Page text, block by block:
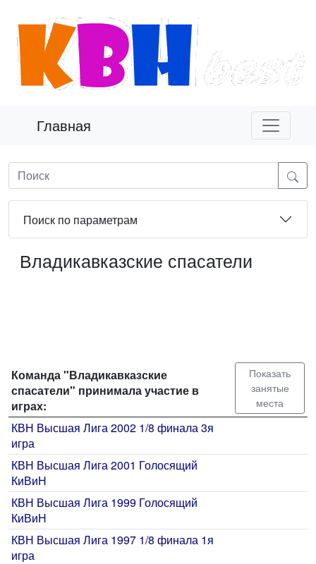
Главная
Поиск по параметрам
Владикавказские спасатели
Команда "Владикавказские
спасатели" принимала участие в
играх:
Показать
занятые
места
КВН Высшая Лига 2002 1/8 финала 3я
игра
КВН Высшая Лига 2001 Голосящий
КиВиН
КВН Высшая Лига 1999 Голосящий
КиВиН
КВН Высшая Лига 1997 1/8 финала 1я
игра